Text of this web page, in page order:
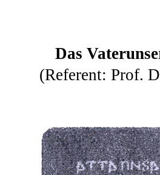
Das
(Referent: Prof.